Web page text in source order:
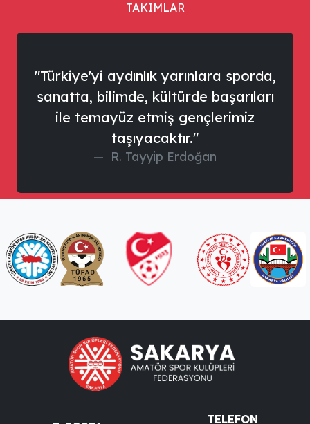
TAKIMLAR
"Türkiye'yi aydınlık yarınlara sporda,
sanatta, bilimde, kültürde başarıları
ile temayüz etmiş gençlerimiz
taşıyacaktır."
R. Tayyip Erdoğan
TELEFON